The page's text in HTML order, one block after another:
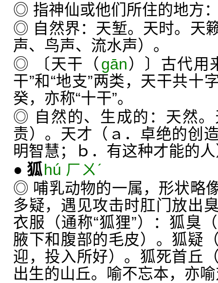
◎ 指神仙或他们所住的地方
◎ 自然界：天堑。天时。天
声、鸟声、流水声）。
◎ 〔天干（ ɡān）〕古代用
干”和“地支”两类，天干共十
癸，亦称“十干”。
◎ 自然的、生成的：天然
责）。天才（ａ．卓绝的创
明智慧；ｂ．有这种才能的
● 狐hú ㄏㄨˊ
◎ 哺乳动物的一属，形状略
多疑，遇见攻击时肛门放出
衣服（通称“狐狸”）：狐臭
腋下和腹部的毛皮）。狐疑
迎，投入所好）。狐死首丘
出生的山丘。喻不忘本，亦